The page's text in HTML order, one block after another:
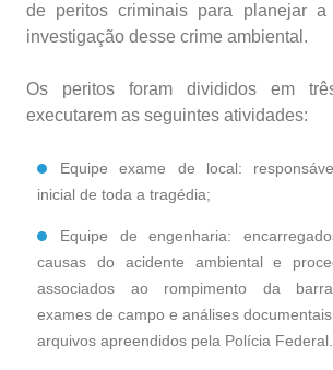
de peritos criminais para planejar
investigação desse crime ambiental.
Os peritos foram divididos em
executarem as seguintes atividades:
Equipe exame de local:
inicial de toda a tragédia;
Equipe de engenharia:
causas do acidente ambiental e
associados ao rompimento da
exames de campo e análises
arquivos apreendidos pela Polícia Federal.